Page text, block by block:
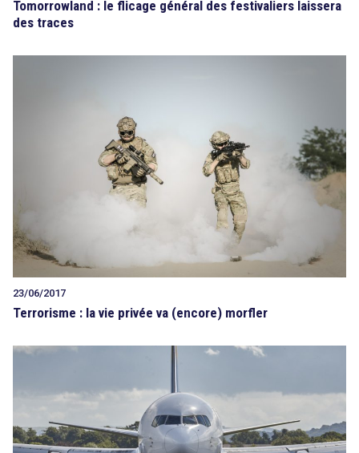
Tomorrowland : le flicage général des festivaliers laissera
des traces
23/06/2017
Terrorisme : la vie privée va (encore) morfler